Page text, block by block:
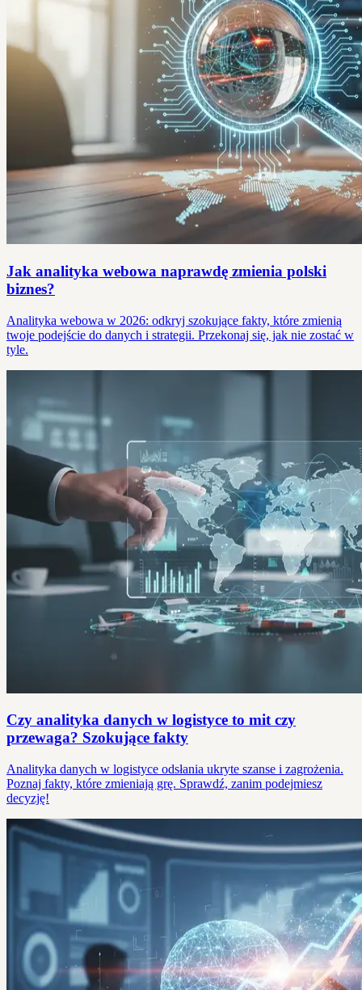
Jak analityka webowa naprawdę zmienia polski
biznes?
Analityka webowa w 2026: odkryj szokujące fakty, które zmienią
twoje podejście do danych i strategii. Przekonaj się, jak nie zostać w
tyle.
Czy analityka danych w logistyce to mit czy
przewaga? Szokujące fakty
Analityka danych w logistyce odsłania ukryte szanse i zagrożenia.
Poznaj fakty, które zmieniają grę. Sprawdź, zanim podejmiesz
decyzję!